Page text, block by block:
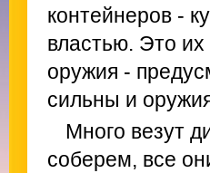
контейнеров -
властью. Это
оружия -
сильны и
Много везут
соберем, все